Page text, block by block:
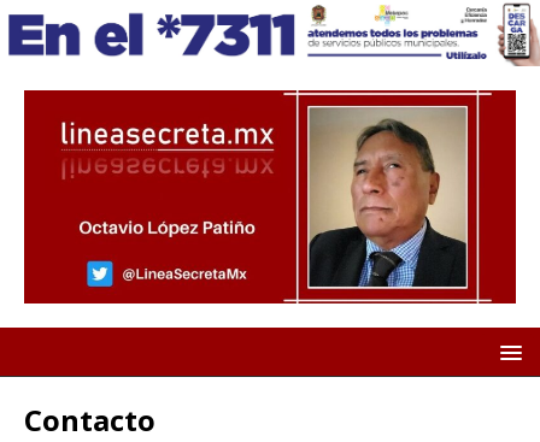
Contacto